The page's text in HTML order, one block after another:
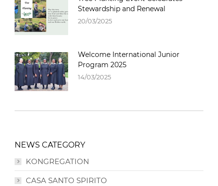
Stewardship and Renewal
20/03/2025
Welcome International Junior
Program 2025
14/03/2025
NEWS CATEGORY
KONGREGATION
CASA SANTO SPIRITO